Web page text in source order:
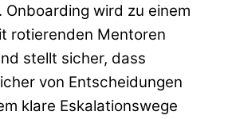
wird zu einem
rotierenden Mentoren
stellt sicher, dass
von Entscheidungen
klare Eskalationswege